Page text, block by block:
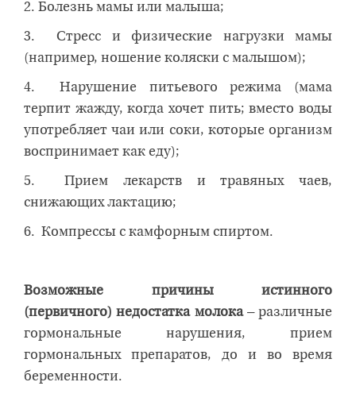
2. Болезнь мамы или малыша;
3. Стресс и физические нагрузки мамы
(например, ношение коляски с малышом);
4. Нарушение питьевого режима (мама
терпит жажду, когда хочет пить; вместо воды
употребляет чаи или соки, которые организм
воспринимает как еду);
5. Прием лекарств и травяных чаев,
снижающих лактацию;
6. Компрессы с камфорным спиртом.
Возможные причины истинного
(первичного) недостатка молока– различные
гормональные нарушения, прием
гормональных препаратов, до и во время
беременности.